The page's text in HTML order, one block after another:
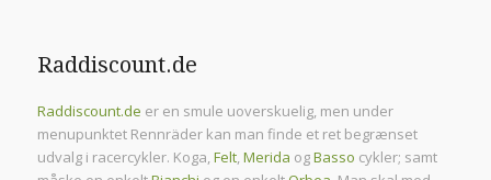
Raddiscount.de
Raddiscount.de er en smule uoverskuelig, men under
menupunktet Rennräder kan man finde et ret begrænset
udvalg i racercykler. Koga,Felt,Merida ogBasso cykler; samt